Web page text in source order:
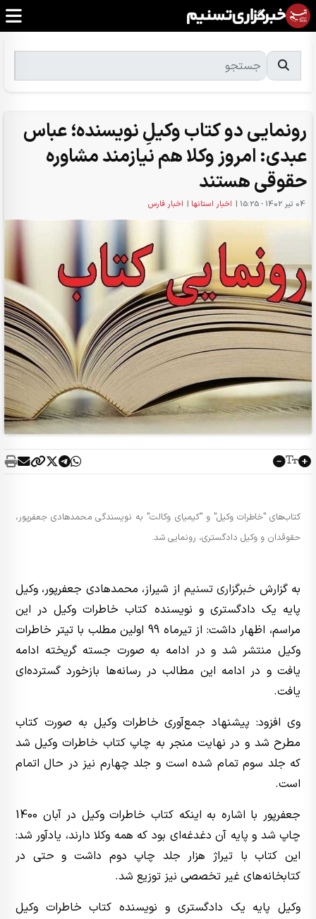
رونمایی دو کتاب وکیلِ نویسنده؛ عباس
عبدی: امروز وکلا هم نیازمند مشاوره
حقوقی هستند
04 تير 1402 - 15:25 | اخبار استانها | اخبار فارس
کتاب‌های "خاطرات وکیل" و "کیمیای وکالت" به نویسندگی محمدهادی جعفرپور،
حقوقدان و وکیل دادگستری، رونمایی شد.
به گزارش خبرگزاری تسنیم از شیراز، محمدهادی جعفرپور، وکیل
پایه یک دادگستری و نویسنده کتاب خاطرات وکیل در این
مراسم، اظهار داشت: از تیرماه 99 اولین مطلب با تیتر خاطرات
وکیل منتشر شد و در ادامه به صورت جسته گریخته ادامه
یافت و در ادامه این مطالب در رسانه‌ها بازخورد گسترده‌ای
یافت.
وی افزود: پیشنهاد جمع‌آوری خاطرات وکیل به صورت کتاب
مطرح شد و در نهایت منجر به چاپ کتاب خاطرات وکیل شد
که جلد سوم تمام شده است و جلد چهارم نیز در حال اتمام
است.
جعفرپور با اشاره به اینکه کتاب خاطرات وکیل در آبان 1400
چاپ شد و پایه آن دغدغه‌ای بود که همه وکلا دارند، یادآور شد:
این کتاب با تیراژ هزار جلد چاپ دوم داشت و حتی در
کتابخانه‌های غیر تخصصی نیز توزیع شد.
وکیل پایه یک دادگستری و نویسنده کتاب خاطرات وکیل